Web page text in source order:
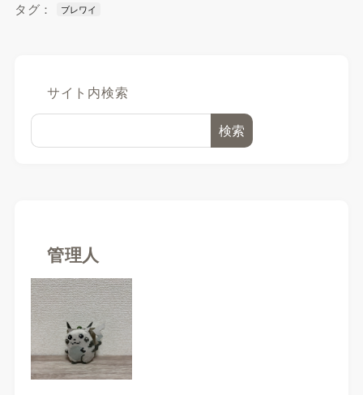
タグ： ブレワイ
サイト内検索
検索
管理人